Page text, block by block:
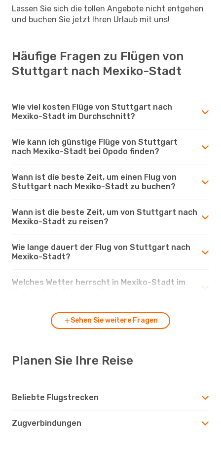
Lassen Sie sich die tollen Angebote nicht entgehen
und buchen Sie jetzt Ihren Urlaub mit uns!
Häufige Fragen zu Flügen von
Stuttgart nach Mexiko-Stadt
Wie viel kosten Flüge von Stuttgart nach
Mexiko-Stadt im Durchschnitt?
Wie kann ich günstige Flüge von Stuttgart
nach Mexiko-Stadt bei Opodo finden?
Wann ist die beste Zeit, um einen Flug von
Stuttgart nach Mexiko-Stadt zu buchen?
Wann ist die beste Zeit, um von Stuttgart nach
Mexiko-Stadt zu reisen?
Wie lange dauert der Flug von Stuttgart nach
Mexiko-Stadt?
Welches Wetter herrscht in Mexiko-Stadt im
Sehen Sie weitere Fragen
Planen Sie Ihre Reise
Beliebte Flugstrecken
Zugverbindungen